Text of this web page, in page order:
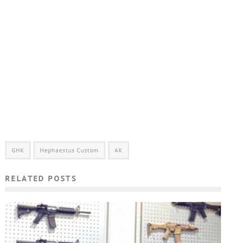
GHK Hephaestus Custom АК
RELATED POSTS